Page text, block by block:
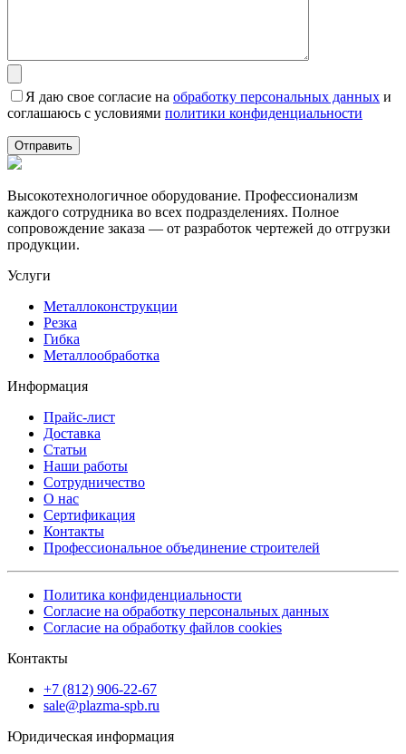
Я даю свое согласие на обработку персональных данных и
соглашаюсь с условиями политики конфиденциальности
Высокотехнологичное оборудование. Профессионализм
каждого сотрудника во всех подразделениях. Полное
сопровождение заказа — от разработок чертежей до отгрузки
продукции.
Услуги
Металлоконструкции
Резка
Гибка
Металлообработка
Информация
Прайс-лист
Доставка
Статьи
Наши работы
Сотрудничество
О нас
Сертификация
Контакты
Профессиональное объединение строителей
Политика конфиденциальности
Согласие на обработку персональных данных
Согласие на обработку файлов cookies
Контакты
+7 (812) 906-22-67
sale@plazma-spb.ru
Юридическая информация